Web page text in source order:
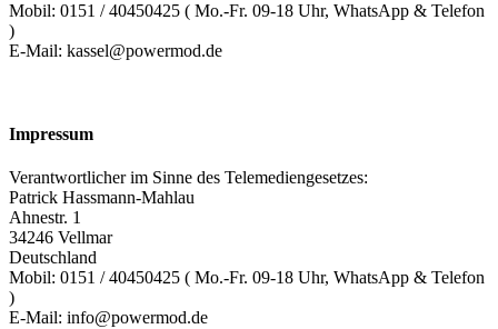
Mobil: 0151 / 40450425 ( Mo.-Fr. 09-18 Uhr, WhatsApp & Telefon
)
E-Mail: kassel@powermod.de
Impressum
Verantwortlicher im Sinne des Telemediengesetzes:
Patrick Hassmann-Mahlau
Ahnestr. 1
34246 Vellmar
Deutschland
Mobil: 0151 / 40450425 ( Mo.-Fr. 09-18 Uhr, WhatsApp & Telefon
)
E-Mail: info@powermod.de